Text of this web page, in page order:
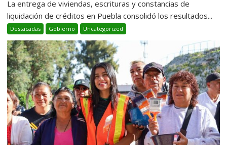
La entrega de viviendas, escrituras y constancias de
liquidación de créditos en Puebla consolidó los resultados...
Destacadas Gobierno Uncategorized